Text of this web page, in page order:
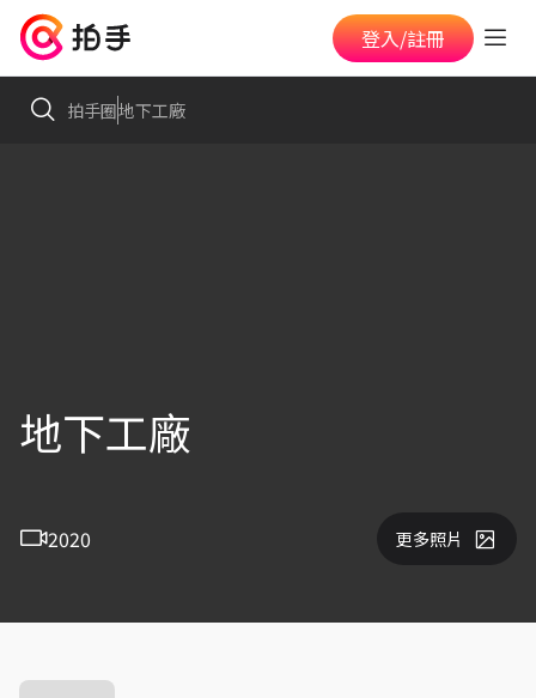
登入/註冊
拍手圈地下工廠
地下工廠
2020 更多照片